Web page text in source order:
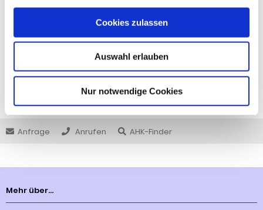
Cookies zulassen
Auswahl erlauben
Nur notwendige Cookies
Lieferumfang befindet sich eine ...
inkl. 19 % MwSt. zzgl.Versandkosten
Anfrage Anrufen AHK-Finder
Mehr über...